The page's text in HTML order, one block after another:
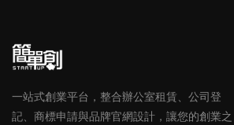
一站式創業平台，整合辦公室租賃、公司登
記、商標申請與品牌官網設計，讓您的創業之